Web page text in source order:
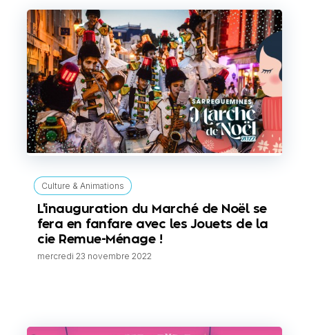
Culture & Animations
L'inauguration du Marché de Noël se
fera en fanfare avec les Jouets de la
cie Remue-Ménage !
mercredi 23 novembre 2022